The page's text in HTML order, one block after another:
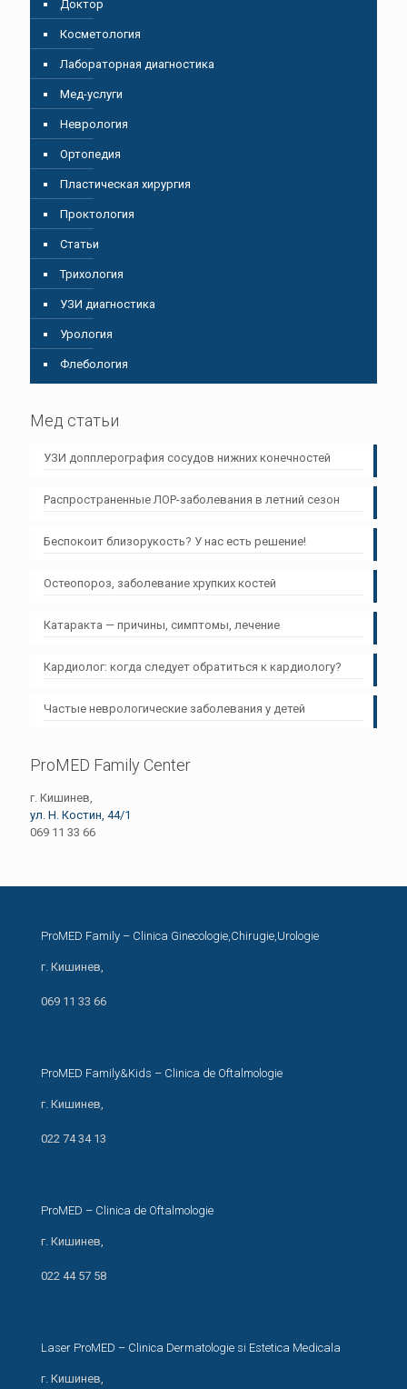
Доктор
Косметология
Лабораторная диагностика
Мед-услуги
Неврология
Ортопедия
Пластическая хирургия
Проктология
Статьи
Трихология
УЗИ диагностика
Урология
Флебология
Мед статьи
УЗИ допплерография сосудов нижних конечностей
Распространенные ЛОР-заболевания в летний сезон
Беспокоит близорукость? У нас есть решение!
Остеопороз, заболевание хрупких костей
Катаракта — причины, симптомы, лечение
Кардиолог: когда следует обратиться к кардиологу?
Частые неврологические заболевания у детей
ProMED Family Center
г. Кишинев,
ул. Н. Костин, 44/1
069 11 33 66
ProMED Family – Clinica Ginecologie,Chirugie,Urologie
г. Кишинев,
069 11 33 66
ProMED Family&Kids – Clinica de Oftalmologie
г. Кишинев,
022 74 34 13
ProMED – Clinica de Oftalmologie
г. Кишинев,
022 44 57 58
Laser ProMED – Clinica Dermatologie si Estetica Medicala
г. Кишинев,